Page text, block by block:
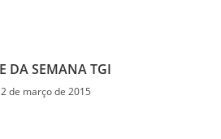
DA SEMANA TGI
2 de março de 2015